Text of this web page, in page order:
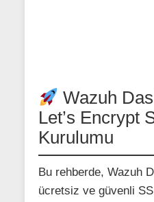
Wazuh
Let’s Encrypt
Kurulumu
Bu rehberde, Wazuh
ücretsiz ve güvenli